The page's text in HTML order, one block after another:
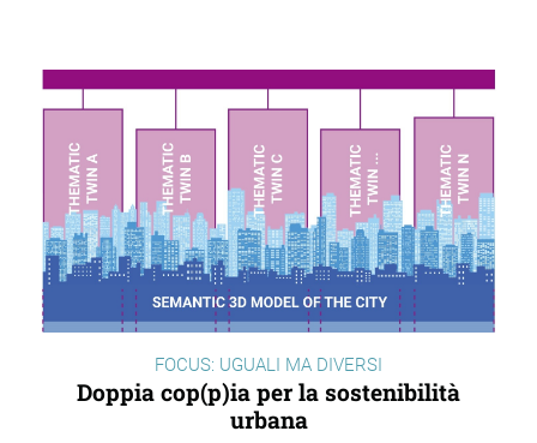
FOCUS: UGUALI MA DIVERSI
Doppia cop(p)ia per la sostenibilità
urbana